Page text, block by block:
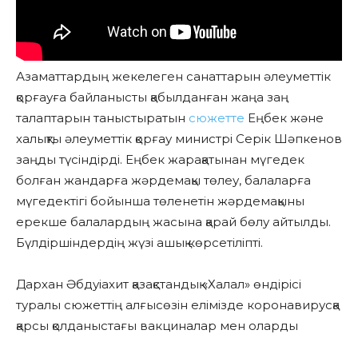
Азаматтардың жекелеген санаттарын әлеуметтік
қорғауға байланысты қабылданған жаңа заң
талаптарын таныстыратын сюжетте Еңбек және
халықты әлеуметтік қорғау министрі Серік Шәпкенов
заңды түсіндірді. Еңбек жарақатынан мүгедек
болған жандарға жәрдемақы төлеу, балаларға
мүгедектігі бойынша төленетін жәрдемақыны
ерекше балалардың жасына қарай бөлу айтылды.
Бүлдіршіндердің жүзі ашық көрсетіліпті.
Дархан Әбдуіахит қазақстандық «Халал» өндірісі
туралы сюжеттің алғысөзін елімізде коронавирусқа
қарсы қолданыстағы вакциналар мен оларды